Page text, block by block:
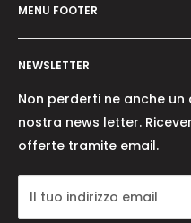
riferimento per gli esperti
amatoriali in prodotti /
giardinaggio, selvicoltura
Il nostro obbiettivo è
mercato prodotti di alta
vantaggioso e regalando
l'acquisto sul shop
MENU FOOTER
Cerca
Chi siamo
Dove siamo
Contatti
Condizioni generali
Rimborsi e resi
Privacy e dati
NEWSLETTER
Non perderti ne anche
nostra news letter.
offerte tramite email.
Il tuo indirizzo email